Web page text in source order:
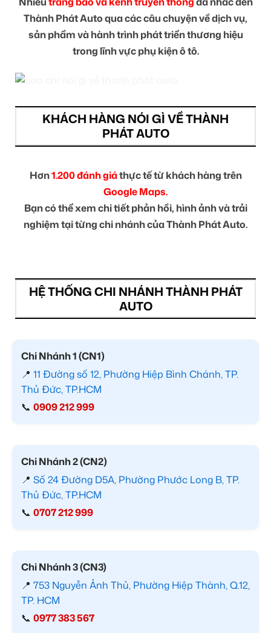
Thành Phát Auto qua các câu chuyện về dịch vụ,
sản phẩm và hành trình phát triển thương hiệu
trong lĩnh vực phụ kiện ô tô.
KHÁCH HÀNG NÓI GÌ VỀ THÀNH
PHÁT AUTO
Hơn1.200 đánh giáthực tế từ khách hàng trên
Google Maps.
Bạn có thể xem chi tiết phản hồi, hình ảnh và trải
nghiệm tại từng chi nhánh của Thành Phát Auto.
HỆ THỐNG CHI NHÁNH THÀNH PHÁT
AUTO
Chi Nhánh 1 (CN1)
📍 11 Đường số 12, Phường Hiệp Bình Chánh, TP.
Thủ Đức, TP.HCM
📞 0909 212 999
Chi Nhánh 2 (CN2)
📍 Số 24 Đường D5A, Phường Phước Long B, TP.
Thủ Đức, TP.HCM
📞 0707 212 999
Chi Nhánh 3 (CN3)
📍 753 Nguyễn Ảnh Thủ, Phường Hiệp Thành, Q.12,
TP. HCM
📞 0977 383 567